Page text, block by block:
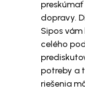
dopravy.
Sipos
celého
potreby a
riešenia